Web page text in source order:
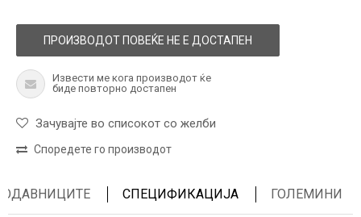
ПРОИЗВОДОТ ПОВЕЌЕ НЕ Е ДОСТАПЕН
Извести ме кога производот ќе
биде повторно достапен
Зачувајте во списокот со желби
Споредете го производот
СПЕЦИФИКАЦИЈА ГОЛЕМИНИ